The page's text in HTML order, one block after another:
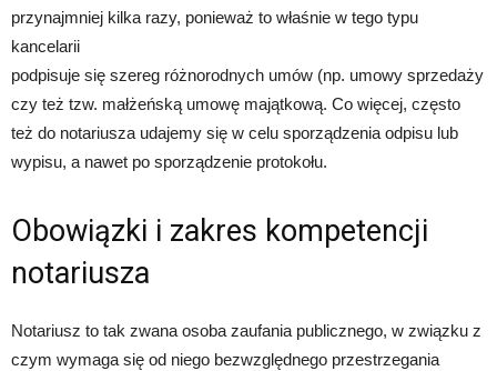
przynajmniej kilka razy, ponieważ to właśnie w tego typu
kancelarii
podpisuje się szereg różnorodnych umów (np. umowy sprzedaży
czy też tzw. małżeńską umowę majątkową. Co więcej, często
też do notariusza udajemy się w celu sporządzenia odpisu lub
wypisu, a nawet po sporządzenie protokołu.
Obowiązki i zakres kompetencji
notariusza
Notariusz to tak zwana osoba zaufania publicznego, w związku z
czym wymaga się od niego bezwzględnego przestrzegania